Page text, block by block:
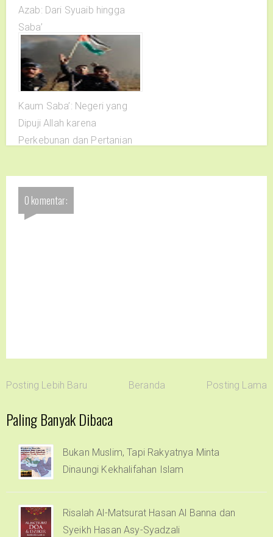
Azab: Dari Syuaib hingga
Saba’
Kaum Saba’: Negeri yang
Dipuji Allah karena
Perkebunan dan Pertanian
0 komentar:
Posting Lebih Baru Beranda Posting Lama
Paling Banyak Dibaca
Bukan Muslim, Tapi Rakyatnya Minta
Dinaungi Kekhalifahan Islam
Risalah Al-Matsurat Hasan Al Banna dan
Syeikh Hasan Asy-Syadzali